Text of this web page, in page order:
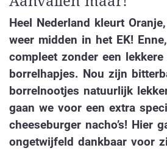
Heel Nederland kleurt
weer midden in het EK!
compleet zonder een lekkere
borrelhapjes. Nou zijn
borrelnootjes natuurlijk
gaan we voor een extra
cheeseburger nacho’s! Hier
ongetwijfeld dankbaar voor